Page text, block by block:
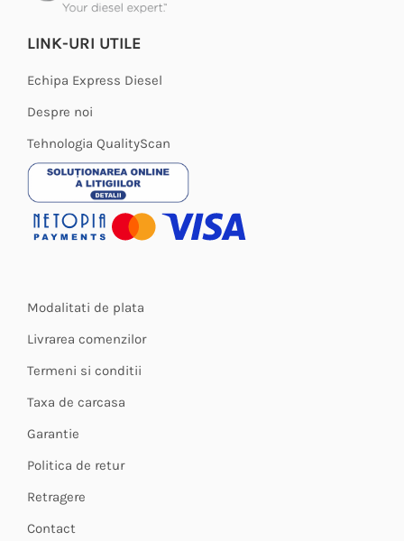
pagina
produsului.
LINK-URI UTILE
Echipa Express Diesel
Despre noi
Tehnologia QualityScan
Modalitati de plata
Livrarea comenzilor
Termeni si conditii
Taxa de carcasa
Garantie
Politica de retur
Retragere
Contact